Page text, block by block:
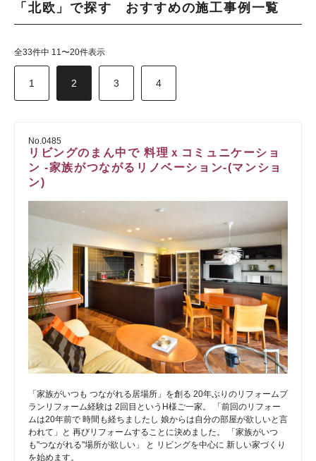
「北欧」で探す おすすめの施工事例一覧
全33件中 11〜20件表示
1 2 3 4
No.0485
リビングのまん中で 料理ｘコミュニケーショ
ン -家族がつながるリノベーション-(マンショ
ン)
「家族がいつも つながれる居場所」を創る 20年ぶりのリフォームプ
ランリフォーム経験は 2回目というH様ご一家。 「前回のリフォー
ムは20年前で 時間も経ちましたし 娘からは自分の部屋が欲しいと言
われて」と 再びリフォームすることに決めました。 「家族がいつ
も"つながれる"場所が欲しい」 と リビングを中心に 新しい家づくり
を始めます。